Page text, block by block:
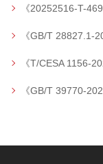
《20252516-T-469 信息技
《GB/T 28827.1-2022：信
《T/CESA 1156-2021：信息
《GB/T 39770-2021